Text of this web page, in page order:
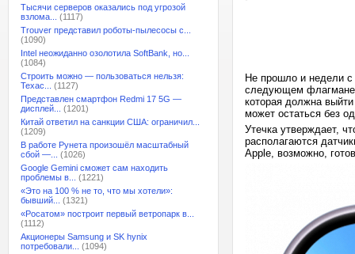
Тысячи серверов оказались под угрозой
взлома...
(1117)
Trouver представил роботы-пылесосы с...
(1090)
Intel неожиданно озолотила SoftBank, но...
(1084)
Строить можно — пользоваться нельзя:
Техас...
(1127)
Представлен смартфон Redmi 17 5G —
дисплей...
(1201)
Китай ответил на санкции США: ограничил...
(1209)
В работе Рунета произошёл масштабный
сбой —...
(1026)
Google Gemini сможет сам находить
проблемы в...
(1221)
«Это на 100 % не то, что мы хотели»:
бывший...
(1321)
«Росатом» построит первый ветропарк в...
(1112)
Акционеры Samsung и SK hynix
потребовали...
(1094)
Не прошло и недели с
следующем флагмане
которая должна
может остаться без
Утечка утверждает,
располагаются
Apple, возможно,